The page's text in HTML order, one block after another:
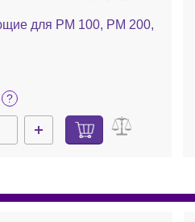
для PM 100, PM 200,